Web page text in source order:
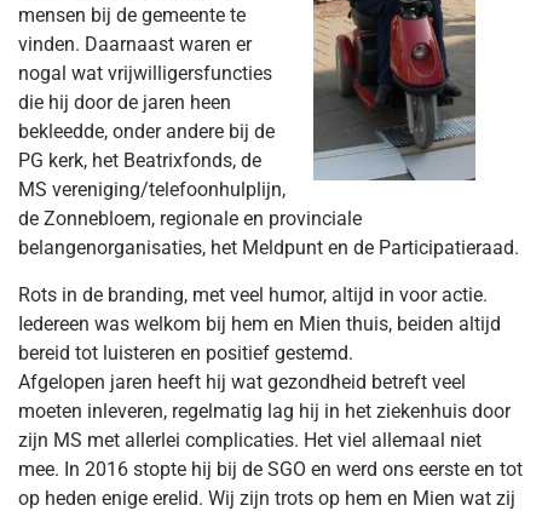
mensen bij de gemeente te
vinden. Daarnaast waren er
nogal wat vrijwilligersfuncties
die hij door de jaren heen
bekleedde, onder andere bij de
PG kerk, het Beatrixfonds, de
MS vereniging/telefoonhulplijn,
de Zonnebloem, regionale en provinciale
belangenorganisaties, het Meldpunt en de Participatieraad.
Rots in de branding, met veel humor, altijd in voor actie.
Iedereen was welkom bij hem en Mien thuis, beiden altijd
bereid tot luisteren en positief gestemd.
Afgelopen jaren heeft hij wat gezondheid betreft veel
moeten inleveren, regelmatig lag hij in het ziekenhuis door
zijn MS met allerlei complicaties. Het viel allemaal niet
mee. In 2016 stopte hij bij de SGO en werd ons eerste en tot
op heden enige erelid. Wij zijn trots op hem en Mien wat zij